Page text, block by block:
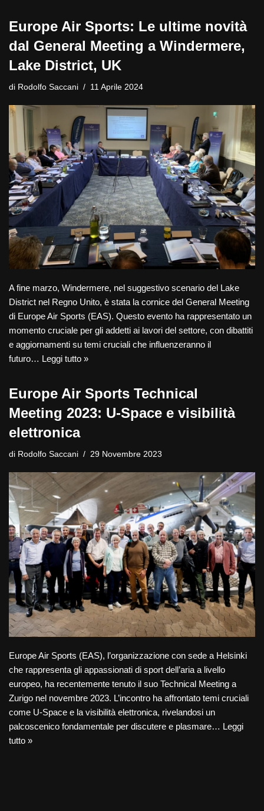
Europe Air Sports: Le ultime novità
dal General Meeting a Windermere,
Lake District, UK
di Rodolfo Saccani 11 Aprile 2024
A fine marzo, Windermere, nel suggestivo scenario del Lake
District nel Regno Unito, è stata la cornice del General Meeting
di Europe Air Sports (EAS). Questo evento ha rappresentato un
momento cruciale per gli addetti ai lavori del settore, con dibattiti
e aggiornamenti su temi cruciali che influenzeranno il
futuro… Leggi tutto »
Europe Air Sports Technical
Meeting 2023: U-Space e visibilità
elettronica
di Rodolfo Saccani 29 Novembre 2023
Europe Air Sports (EAS), l’organizzazione con sede a Helsinki
che rappresenta gli appassionati di sport dell’aria a livello
europeo, ha recentemente tenuto il suo Technical Meeting a
Zurigo nel novembre 2023. L’incontro ha affrontato temi cruciali
come U-Space e la visibilità elettronica, rivelandosi un
palcoscenico fondamentale per discutere e plasmare… Leggi
tutto »